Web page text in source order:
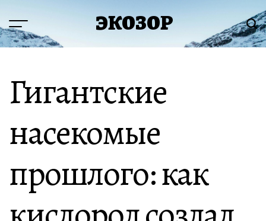
содержимому
Меню ЭКОЗОР
Гигантские
насекомые
прошлого: как